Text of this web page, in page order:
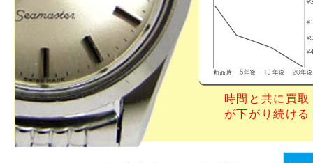
時間と共に買取
が下がり続ける